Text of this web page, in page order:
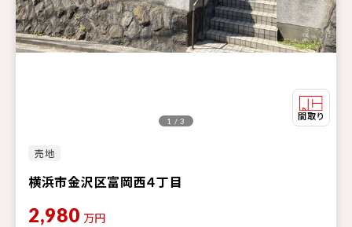
売地
横浜市金沢区富岡西４丁目
1 / 3
2,980 万円